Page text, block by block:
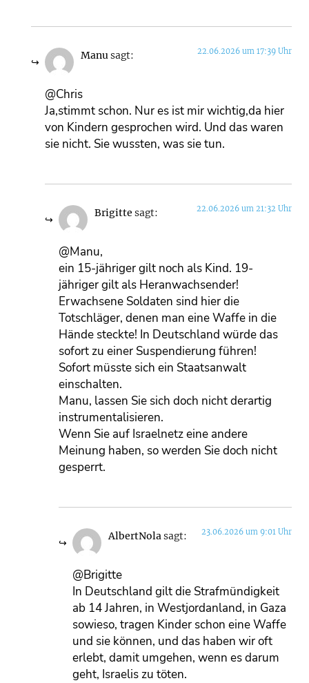
Manusagt: 22.06.2026 um 17:39 Uhr
@Chris
Ja,stimmt schon. Nur es ist mir wichtig,da hier
von Kindern gesprochen wird. Und das waren
sie nicht. Sie wussten, was sie tun.
Brigitte sagt: 22.06.2026 um 21:32 Uhr
@Manu,
ein 15-jähriger gilt noch als Kind. 19-
jähriger gilt als Heranwachsender!
Erwachsene Soldaten sind hier die
Totschläger, denen man eine Waffe in die
Hände steckte! In Deutschland würde das
sofort zu einer Suspendierung führen!
Sofort müsste sich ein Staatsanwalt
einschalten.
Manu, lassen Sie sich doch nicht derartig
instrumentalisieren.
Wenn Sie auf Israelnetz eine andere
Meinung haben, so werden Sie doch nicht
gesperrt.
AlbertNolasagt: 23.06.2026 um 9:01 Uhr
@Brigitte
In Deutschland gilt die Strafmündigkeit
ab 14 Jahren, in Westjordanland, in Gaza
sowieso, tragen Kinder schon eine Waffe
und sie können, und das haben wir oft
erlebt, damit umgehen, wenn es darum
geht, Israelis zu töten.